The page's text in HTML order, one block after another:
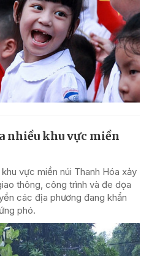
nhiều khu vực miền
vực miền núi Thanh Hóa xảy
thông, công trình và đe dọa
các địa phương đang khẩn
phó.